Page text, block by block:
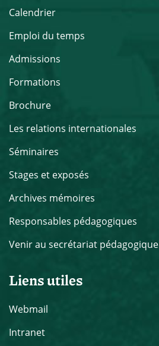
Calendrier
Emploi du temps
Admissions
Formations
Brochure
Les relations internationales
Séminaires
Stages et exposés
Archives mémoires
Responsables pédagogiques
Venir au secrétariat pédagogique
Liens utiles
Webmail
Intranet